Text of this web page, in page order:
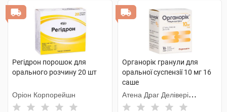
Регідрон порошок для
орального розчину 20 шт
Оріон Корпорейшн
Органорік гранули для
оральної суспензії 10 мг 16
саше
Атена Драг Делівері
Солюшнз ПВТ. ЛТД